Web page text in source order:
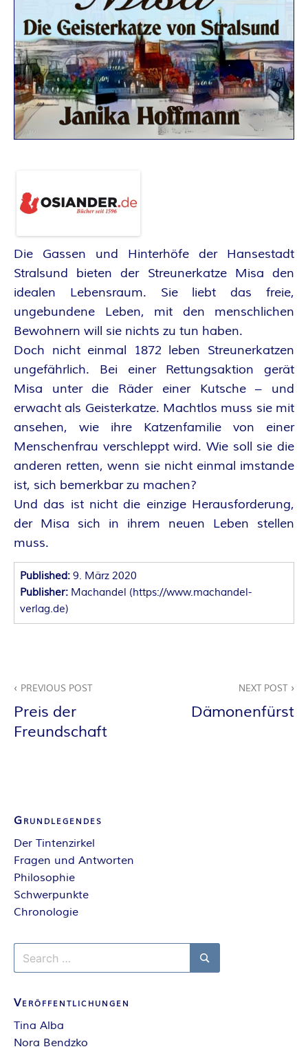
E
R
F
A
T
A
S
Y
A
U
T
O
R
:
I
N
N
E
K
R
E
S
Die Gassen und Hinterhöfe der Hansestadt
Stralsund bieten der Streunerkatze Misa den
idealen Lebensraum. Sie liebt das freie,
ungebundene Leben, mit den menschlichen
Bewohnern will sie nichts zu tun haben.
Doch nicht einmal 1872 leben Streunerkatzen
ungefährlich. Bei einer Rettungsaktion gerät
Misa unter die Räder einer Kutsche – und
erwacht als Geisterkatze. Machtlos muss sie mit
ansehen, wie ihre Katzenfamilie von einer
Menschenfrau verschleppt wird. Wie soll sie die
anderen retten, wenn sie nicht einmal imstande
ist, sich bemerkbar zu machen?
Und das ist nicht die einzige Herausforderung,
der Misa sich in ihrem neuen Leben stellen
muss.
Published: 9. März 2020
Publisher: Machandel (https://www.machandel-
verlag.de)
PREVIOUS POST
Preis der
Freundschaft
NEXT POST
Dämonenfürst
Grundlegendes
Der Tintenzirkel
Fragen und Antworten
Philosophie
Schwerpunkte
Chronologie
Search
for:
Search
Veröffentlichungen
Tina Alba
Nora Bendzko